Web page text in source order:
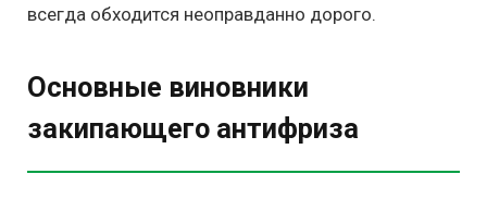
всегда обходится неоправданно дорого.
Основные виновники
закипающего антифриза